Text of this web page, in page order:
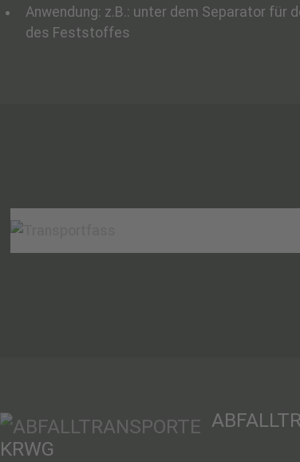
Anwendung: z.B.: unter dem Separator für
des Feststoffes
KRWG